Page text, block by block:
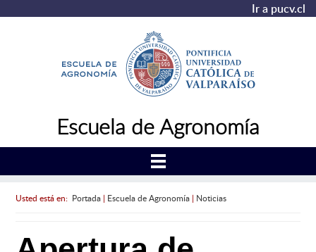
Ir a pucv.cl
Escuela de Agronomía
Usted está en: Portada| Escuela de Agronomía| Noticias